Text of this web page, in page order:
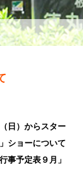
日）からスター
ショーについて
事予定表９月」